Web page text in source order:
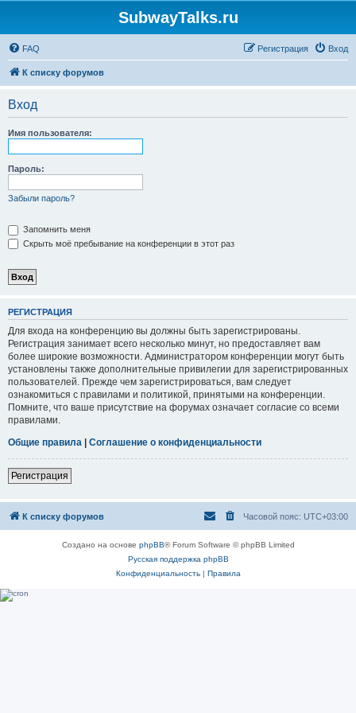
SubwayTalks.ru
FAQ Вход
Регистрация
К списку форумов
Вход
Имя пользователя:
Пароль:
Забыли пароль?
Запомнить меня
Скрыть моё пребывание на конференции в этот раз
РЕГИСТРАЦИЯ
Для входа на конференцию вы должны быть зарегистрированы.
Регистрация занимает всего несколько минут, но предоставляет вам
более широкие возможности. Администратором конференции могут быть
установлены также дополнительные привилегии для зарегистрированных
пользователей. Прежде чем зарегистрироваться, вам следует
ознакомиться с правилами и политикой, принятыми на конференции.
Помните, что ваше присутствие на форумах означает согласие со всеми
правилами.
Общие правила | Соглашение о конфиденциальности
Регистрация
К списку форумов Часовой пояс: UTC+03:00
Создано на основе phpBB® Forum Software © phpBB Limited
Русская поддержка phpBB
Конфиденциальность| Правила